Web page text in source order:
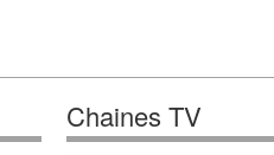
Chaines TV